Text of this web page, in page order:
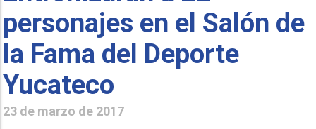
personajes en el Salón de
la Fama del Deporte
Yucateco
23 de marzo de 2017